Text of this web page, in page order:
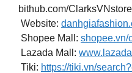
bithub.com/
Website:
Shopee Mall: shopee.vn/
Lazada Mall:
️ Tiki: https://tiki.vn/